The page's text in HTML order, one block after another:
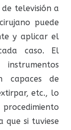
televisión a
puede
y aplicar el
caso. El
capaces de
etc., lo
que si tuviese